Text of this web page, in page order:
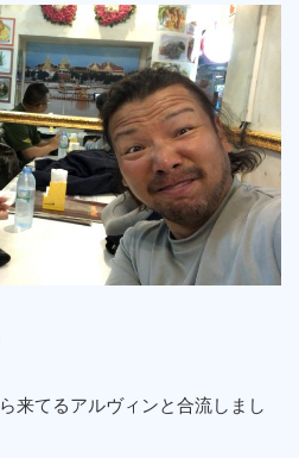
来てるアルヴィンと合流しまし